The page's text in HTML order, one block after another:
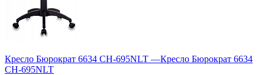
Кресло Бюрократ 6634 CH-695NLT —Кресло Бюрократ 6634
CH-695NLT